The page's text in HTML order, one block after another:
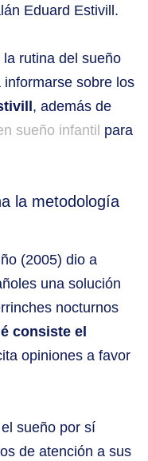
Eduard Estivill.
rutina del sueño
informarse sobre los
, además de
sueño infantil para
la metodología
(2005) dio a
una solución
nocturnos
consiste el
opiniones a favor
sueño por sí
de atención a sus